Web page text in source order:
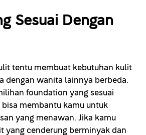
Sesuai Dengan
tentu membuat kebutuhan kulit
dengan wanita lainnya berbeda.
foundation yang sesuai
membantu kamu untuk
yang menawan. Jika kamu
yang cenderung berminyak dan